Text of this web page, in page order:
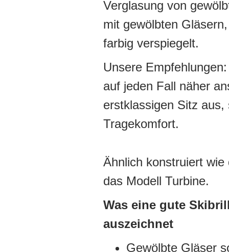
Verglasung von
mit gewölbten
farbig verspiegelt.
Unsere
auf jeden Fall näher
erstklassigen Sitz
Tragekomfort.
Ähnlich konstruiert wie
das Modell Turbine.
Was eine gute
auszeichnet
Gewölbte Gläser